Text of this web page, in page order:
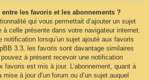
les favoris et les abonnements ?
qui vous permettait d’ajouter un sujet
celle présente dans votre navigateur internet.
notification lorsqu’un sujet ajouté aux favoris
3.3, les favoris sont davantage similaires
à présent recevoir une notification
favoris est mis à jour. L’abonnement, quant à
à jour d’un forum ou d’un sujet auquel